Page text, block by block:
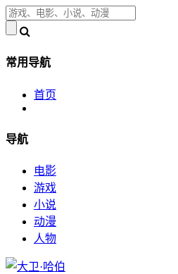
常用导航
首页
导航
电影
游戏
小说
动漫
人物